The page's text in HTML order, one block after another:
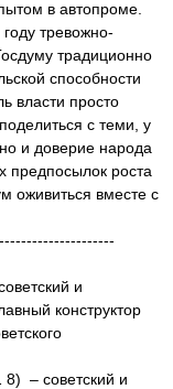
в автопроме.
тревожно-
традиционно
способности
власти просто
с теми, у
и доверие народа
предпосылок роста
оживиться вместе с
и
конструктор
– советский и